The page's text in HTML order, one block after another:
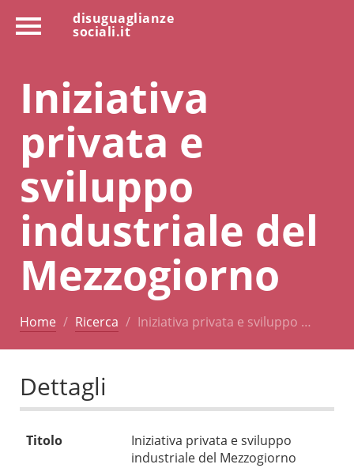
disuguaglianze
sociali.it
Iniziativa
privata e
sviluppo
industriale del
Mezzogiorno
Home Ricerca Iniziativa privata e sviluppo …
Dettagli
Titolo
Iniziativa privata e sviluppo
industriale del Mezzogiorno